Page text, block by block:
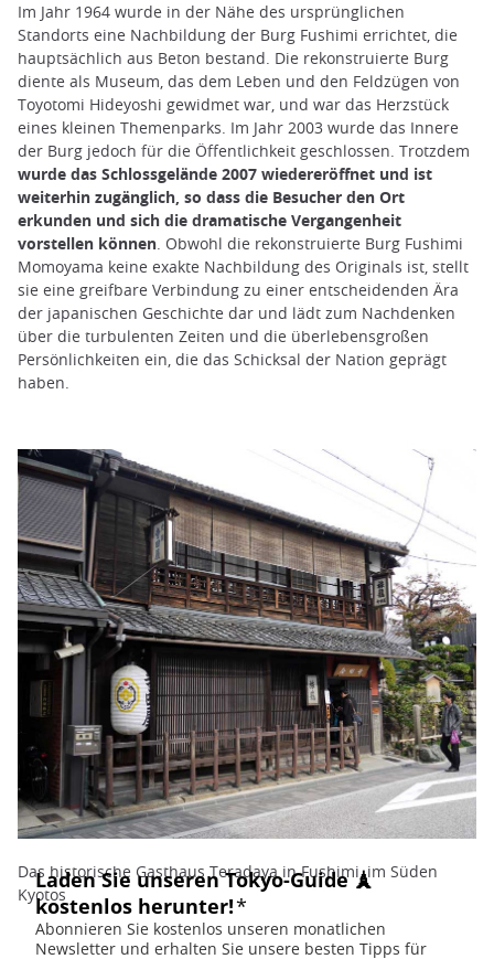
Im Jahr 1964 wurde in der Nähe des ursprünglichen
Standorts eine Nachbildung der Burg Fushimi errichtet, die
hauptsächlich aus Beton bestand. Die rekonstruierte Burg
diente als Museum, das dem Leben und den Feldzügen von
Toyotomi Hideyoshi gewidmet war, und war das Herzstück
eines kleinen Themenparks. Im Jahr 2003 wurde das Innere
der Burg jedoch für die Öffentlichkeit geschlossen. Trotzdem
wurde das Schlossgelände 2007 wiedereröffnet und ist
weiterhin zugänglich, so dass die Besucher den Ort
erkunden und sich die dramatische Vergangenheit
vorstellen können. Obwohl die rekonstruierte Burg Fushimi
Momoyama keine exakte Nachbildung des Originals ist, stellt
sie eine greifbare Verbindung zu einer entscheidenden Ära
der japanischen Geschichte dar und lädt zum Nachdenken
über die turbulenten Zeiten und die überlebensgroßen
Persönlichkeiten ein, die das Schicksal der Nation geprägt
haben.
Das historische Gasthaus Teradaya in Fushimi, im Süden
Kyotos